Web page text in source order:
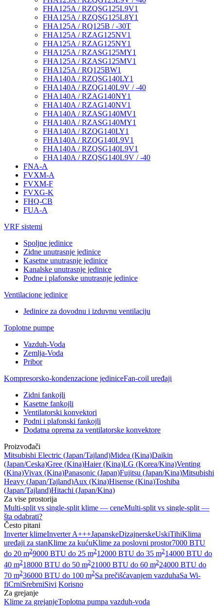
FHA125A / RZQSG125L9V1
FHA125A / RZQSG125L8Y1
FHA125A / RQ125B / -30T
FHA125A / RZAG125NV1
FHA125A / RZAG125NY1
FHA125A / RZASG125MY1
FHA125A / RZASG125MV1
FHA125A / RQ125BW1
FHA140A / RZQSG140LY1
FHA140A / RZQG140L9V / -40
FHA140A / RZAG140NY1
FHA140A / RZAG140NV1
FHA140A / RZASG140MV1
FHA140A / RZASG140MY1
FHA140A / RZQG140LY1
FHA140A / RZQG140L9V1
FHA140A / RZQSG140L9V1
FHA140A / RZQSG140L9V / -40
FNA-A
FVXM-A
FVXM-F
FVXG-K
FHQ-CB
FUA-A
VRF sistemi
Spoljne jedinice
Zidne unutrasnje jedinice
Kasetne unutrasnje jedinice
Kanalske unutrasnje jedinice
Podne i plafonske unutrasnje jedinice
Ventilacione jedinice
Jedinice za dovodnu i izduvnu ventilaciju
Toplotne pumpe
Vazduh-Voda
Zemlja-Voda
Pribor
Kompresorsko-kondenzacione jediniceFan-coil uređaji
Zidni fankojli
Kasetne fankojli
Ventilatorski konvektori
Podni i plafonski fankojli
Dodatna oprema za ventilatorske konvektore
Proizvođači
Mitsubishi Electric (Japan/Tajland)Midea (Kina)Daikin
(Japan/Ceska)Gree (Kina)Haier (Kina)LG (Korea/Kina)Venting
(Kina)Vivax (Kina)Panasonic (Japan)Fujitsu (Japan/Kina)Mitsubishi
Heavy (Japan/Tajland)Aux (Kina)Hisense (Kina)Toshiba
(Japan/Tajland)Hitachi (Japan/Kina)
Za vise prostorija
Multi-split vs single-split klime — ceneMulti-split vs single-split —
šta odabrati?
Često pitani
Inverter klimeInverter A+++JapanskeDizajnerskeUskiTihiKlima
uređaji za stanKlime za kućuKlime za poslovni prostor7000 BTU
do 20 m29000 BTU do 25 m212000 BTU do 35 m214000 BTU do
40 m218000 BTU do 50 m221000 BTU do 60 m224000 BTU do
70 m236000 BTU do 100 m2Sa prečišćavanjem vazduhaSa Wi-
fiCrniSrebrniSivi Korisno
Za grejanje
Klime za grejanjeToplotna pumpa vazduh-voda